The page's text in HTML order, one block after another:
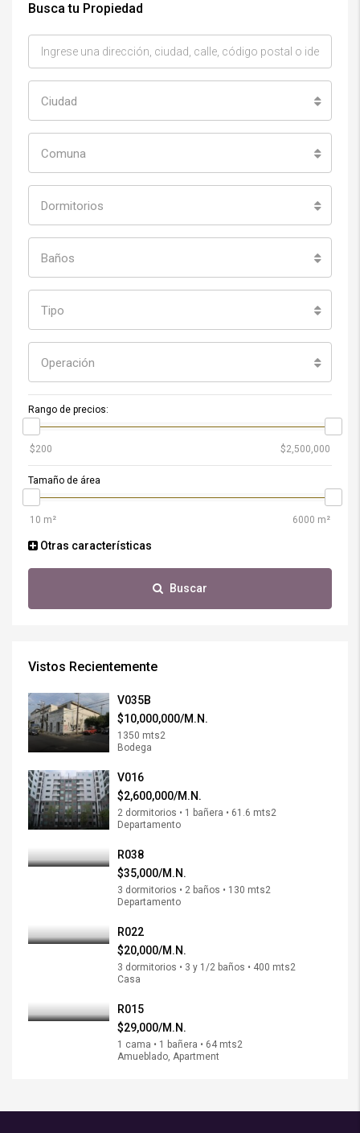
Busca tu Propiedad
Ciudad
Comuna
Dormitorios
Baños
Tipo
Operación
Rango de precios:
Tamaño de área
Otras características
Buscar
Vistos Recientemente
V035B
$10,000,000/M.N.
1350 mts2
Bodega
V016
$2,600,000/M.N.
2 dormitorios • 1 bañera • 61.6 mts2
Departamento
R038
$35,000/M.N.
3 dormitorios • 2 baños • 130 mts2
Departamento
R022
$20,000/M.N.
3 dormitorios • 3 y 1/2 baños • 400 mts2
Casa
R015
$29,000/M.N.
1 cama • 1 bañera • 64 mts2
Amueblado, Apartment